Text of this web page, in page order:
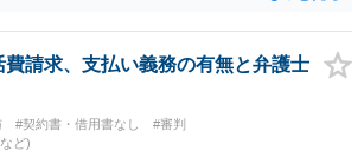
費請求、支払い義務の有無と弁護士
#契約書・借用書なし
#審判
ど)